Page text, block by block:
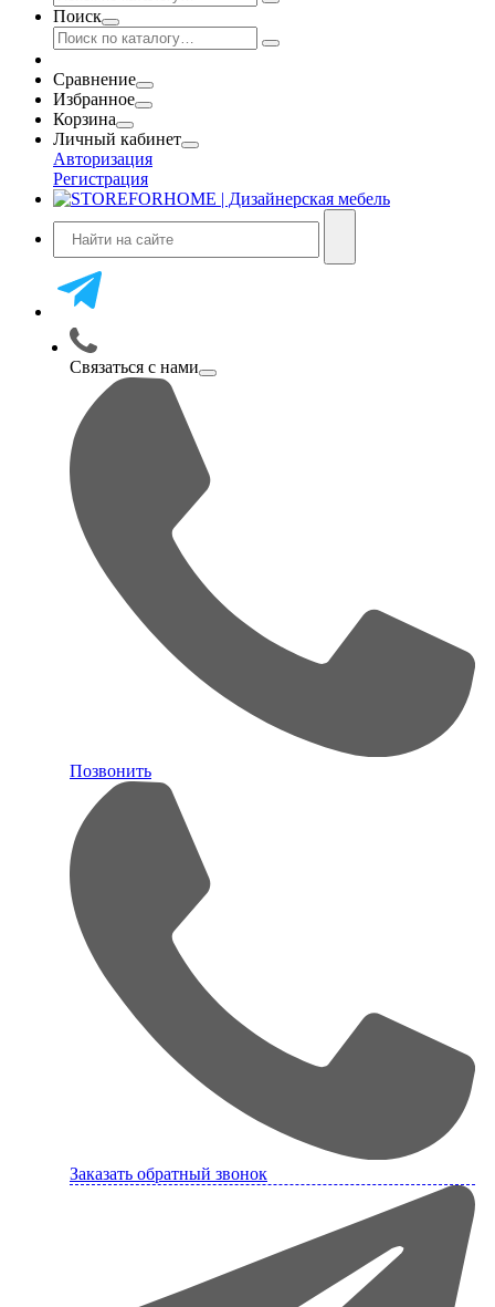
Поиск
Сравнение
Избранное
Корзина
Личный кабинет
Авторизация
Регистрация
Связаться с нами
Позвонить
Заказать обратный звонок